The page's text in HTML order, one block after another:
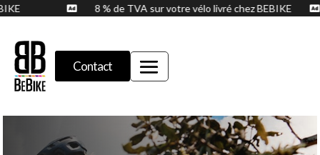
 8 % de TVA sur votre vélo livré chez BEBIKE
Contact